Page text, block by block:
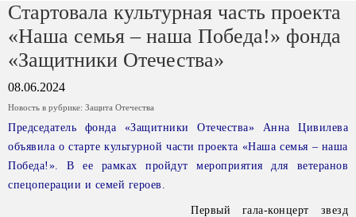
Стартовала культурная часть проекта
«Наша семья – наша Победа!» фонда
«Защитники Отечества»
08.06.2024
Новость в рубрике: Защита Отечества
Председатель фонда «Защитники Отечества» Анна Цивилева
объявила о старте культурной части проекта «Наша семья – наша
Победа!». В ее рамках пройдут мероприятия для ветеранов
спецоперации и семей героев.
Первый гала-концерт звезд